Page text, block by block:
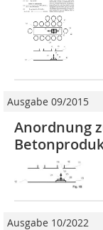
Ausgabe 09/2015
Anordnung
Ausgabe 10/2022